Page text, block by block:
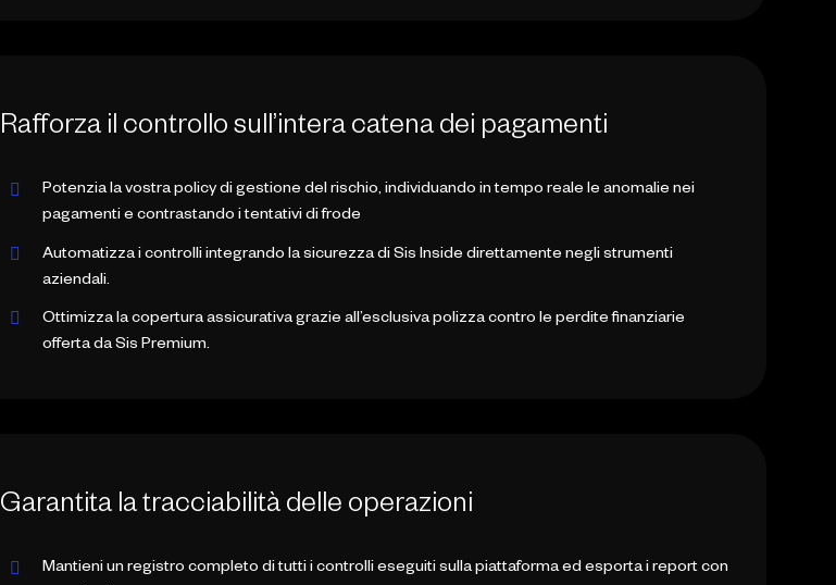
Rafforza il controllo sull’intera catena dei pagamenti
Potenzia la vostra policy di gestione del rischio, individuando in tempo reale le anomalie nei
pagamenti e contrastando i tentativi di frode
Automatizza i controlli integrando la sicurezza di Sis Inside direttamente negli strumenti
aziendali.
Ottimizza la copertura assicurativa grazie all’esclusiva polizza contro le perdite finanziarie
offerta da Sis Premium.
Garantita la tracciabilità delle operazioni
Mantieni un registro completo di tutti i controlli eseguiti sulla piattaforma ed esporta i report con